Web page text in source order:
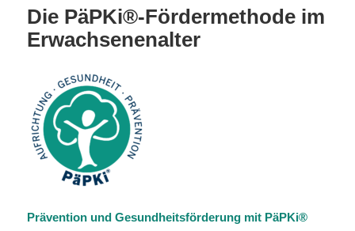
Die PäPKi®-Fördermethode im
Erwachsenenalter
Prävention und Gesundheitsförderung mit PäPKi®